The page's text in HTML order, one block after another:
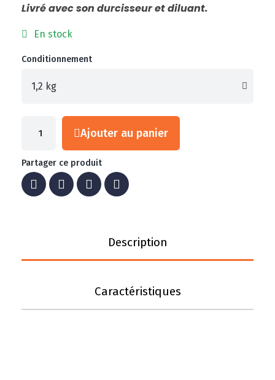
Livré avec son durcisseur et diluant.
En stock
Conditionnement
Ajouter au panier
Partager ce produit
Description
Caractéristiques